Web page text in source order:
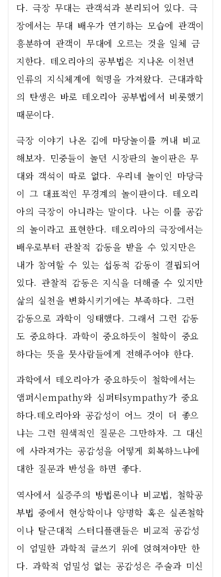
다. 극장 무대는 관객석과 분리되어 있다. 극
장에서는 무대 배우가 연기하는 모습에 관객이
흥분하여 관객이 무대에 오르는 것을 일체 금
지한다. 테오리아의 공부법은 지나온 이천년
인류의 지식체계에 혁명을 가져왔다. 근대과학
의 탄생은 바로 테오리아 공부법에서 비롯했기
때문이다.
극장 이야기 나온 김에 마당놀이를 꺼내 비교
해보자. 민중들이 놀던 시장판의 놀이판은 무
대와 객석이 따로 없다. 우리네 놀이인 마당극
이 그 대표적인 무경계의 놀이판이다. 테오리
아의 극장이 아니라는 말이다. 나는 이를 공감
의 놀이라고 표현한다. 테오리아의 극장에서는
배우로부터 관찰적 감동을 받을 수 있지만은
내가 참여할 수 있는 섭동적 감동이 결핍되어
있다. 관찰적 감동은 지식을 더해줄 수 있지만
삶의 실천을 변화시키기에는 부족하다. 그런
감동으로 과학이 잉태했다. 그래서 그런 감동
도 중요하다. 과학이 중요하듯이 철학이 중요
하다는 뜻을 뭇사람들에게 전해주어야 한다.
과학에서 테오리아가 중요하듯이 철학에서는
앰퍼시empathy와 심퍼티sympathy가 중요
하다.테오리아와 공감성이 어느 것이 더 좋으
냐는 그런 원색적인 질문은 그만하자. 그 대신
에 사라져가는 공감성을 어떻게 회복하느냐에
대한 질문과 반성을 하면 좋다.
역사에서 실증주의 방법론이나 비교법, 철학공
부법 중에서 현상학이나 양명학 혹은 실존철학
이나 탈근대적 스터디플랜들은 비교적 공감성
이 엄밀한 과학적 글쓰기 위에 얹혀져야만 한
다. 과학적 엄밀성 없는 공감성은 주술과 미신